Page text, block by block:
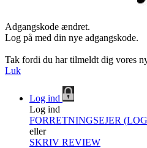
Adgangskode ændret.
Log på med din nye adgangskode.
Tak fordi du har tilmeldt dig vores
Luk
Log ind
Log ind
FORRETNINGSEJER
eller
SKRIV REVIEW